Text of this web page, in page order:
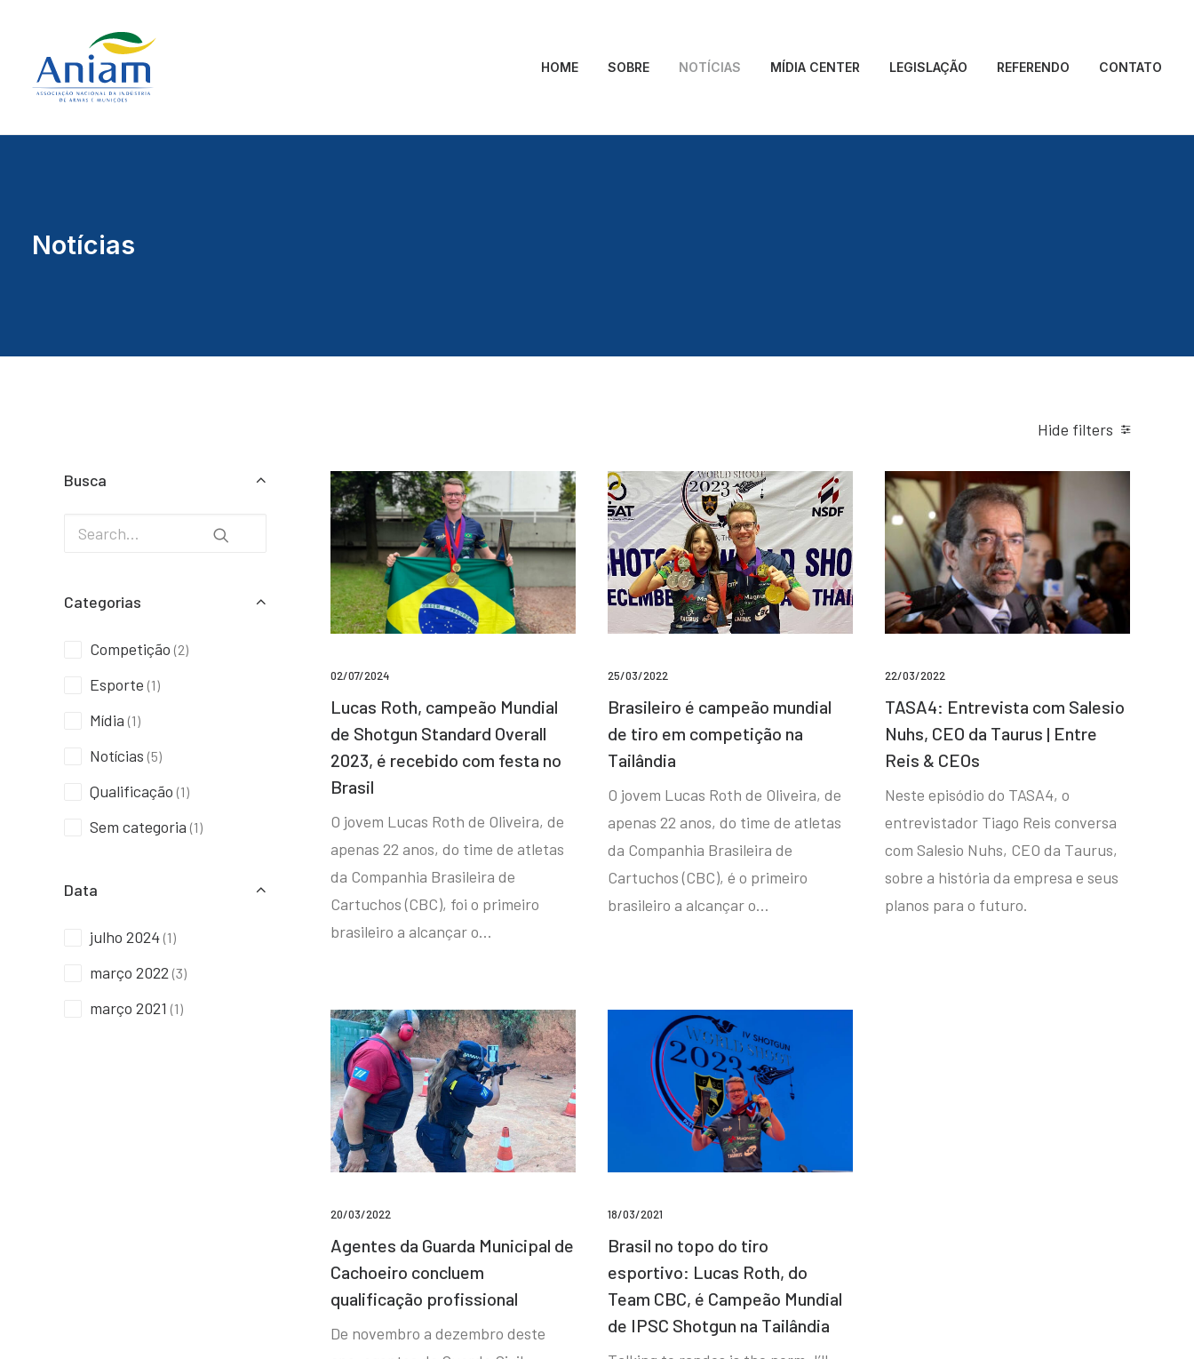
HOME SOBRE NOTÍCIAS MÍDIA CENTER LEGISLAÇÃO REFERENDO CONTATO
Notícias
Hide filters
Busca
Categorias
Competição (2)
Esporte (1)
Mídia (1)
Notícias (5)
Qualificação (1)
Sem categoria (1)
Data
julho 2024 (1)
março 2022 (3)
março 2021 (1)
02/07/2024
Lucas Roth, campeão Mundial
de Shotgun Standard Overall
2023, é recebido com festa no
Brasil
O jovem Lucas Roth de Oliveira, de
apenas 22 anos, do time de atletas
da Companhia Brasileira de
Cartuchos (CBC), foi o primeiro
brasileiro a alcançar o…
25/03/2022
Brasileiro é campeão mundial
de tiro em competição na
Tailândia
O jovem Lucas Roth de Oliveira, de
apenas 22 anos, do time de atletas
da Companhia Brasileira de
Cartuchos (CBC), é o primeiro
brasileiro a alcançar o…
22/03/2022
TASA4: Entrevista com Salesio
Nuhs, CEO da Taurus | Entre
Reis & CEOs
Neste episódio do TASA4, o
entrevistador Tiago Reis conversa
com Salesio Nuhs, CEO da Taurus,
sobre a história da empresa e seus
planos para o futuro.
20/03/2022
Agentes da Guarda Municipal de
Cachoeiro concluem
qualificação profissional
De novembro a dezembro deste
18/03/2021
Brasil no topo do tiro
esportivo: Lucas Roth, do
Team CBC, é Campeão Mundial
de IPSC Shotgun na Tailândia